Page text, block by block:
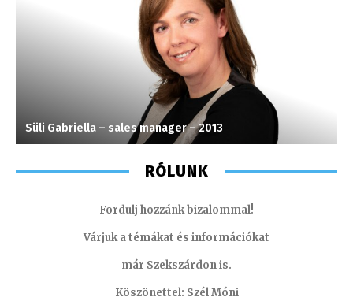
Süli Gabriella – sales manager – 2013
RÓLUNK
Fordulj hozzánk bizalommal!
Várjuk a témákat és információkat
már Szekszárdon is.
Köszönettel: Szél Móni